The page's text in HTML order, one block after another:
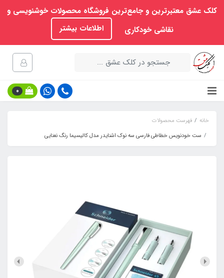
کلک عشق معتبرترین و جامع‌ترین فروشگاه محصولات خوشنویسی و
نقاشی خودکاری
اطلاعات بیشتر
0
خانه
فهرست محصولات
ست خودنویس خطاطی فارسی سه نوک اشنایدر مدل کالیسیما رنگ نعنایی